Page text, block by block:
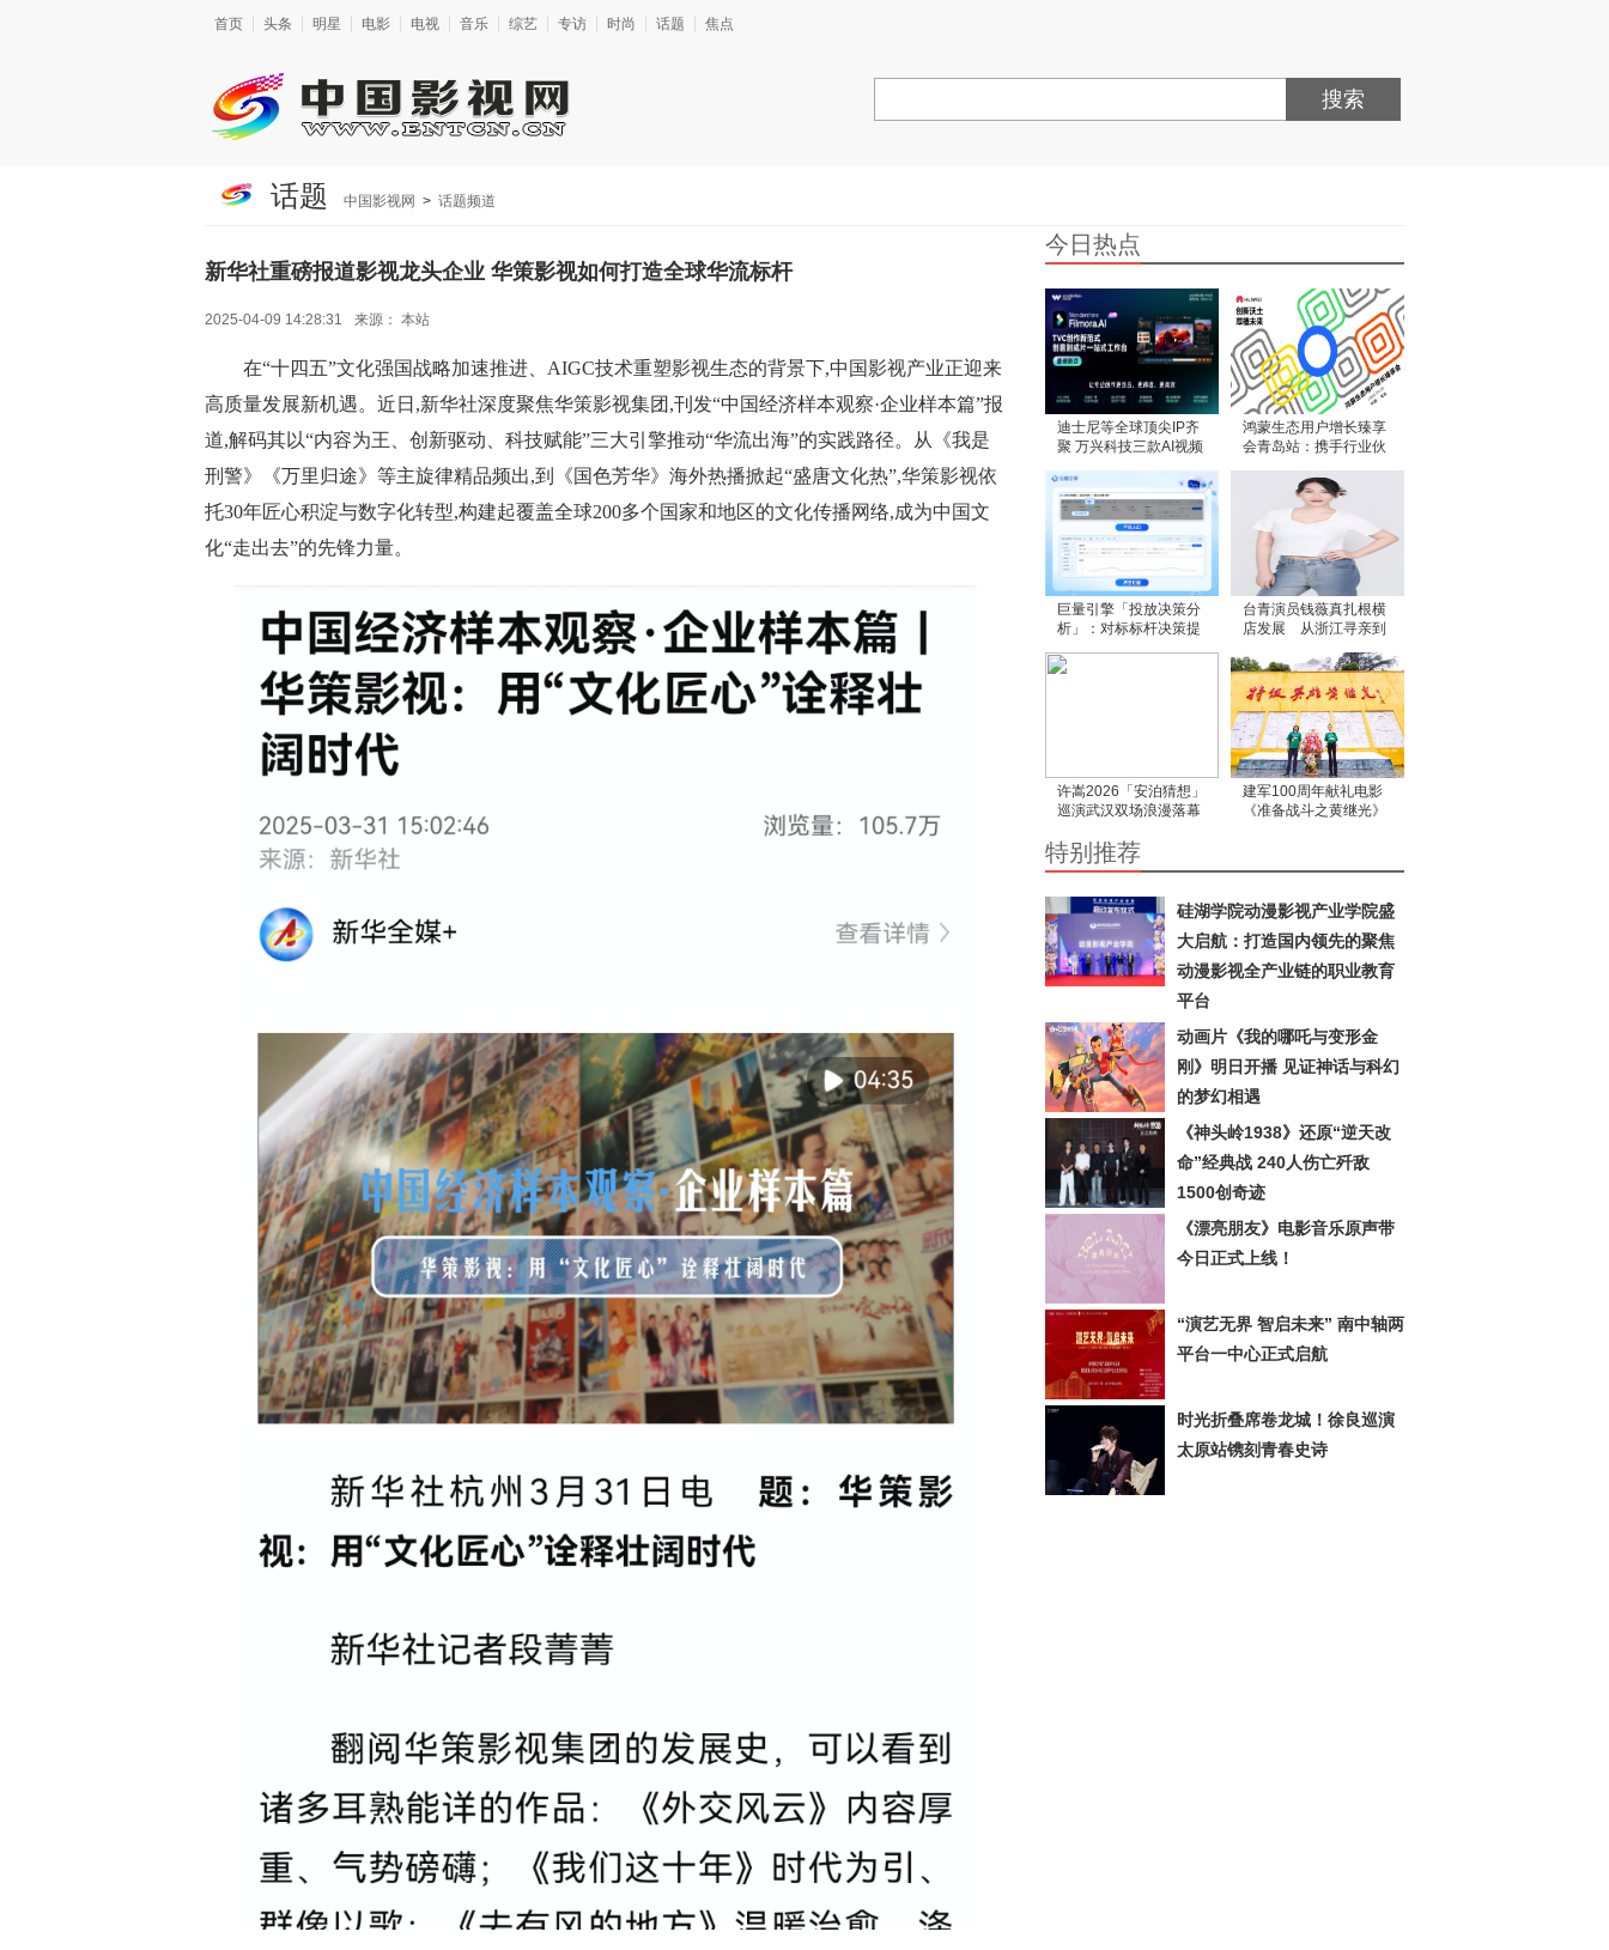
首页 头条 明星 电影 电视 音乐 综艺 专访 时尚 话题 焦点
搜索
话题 中国影视网 > 话题频道
新华社重磅报道影视龙头企业 华策影视如何打造全球华流标杆
2025-04-09 14:28:31 来源： 本站
在“十四五”文化强国战略加速推进、AIGC技术重塑影视生态的背景下,中国影视产业正迎来
高质量发展新机遇。近日,新华社深度聚焦华策影视集团,刊发“中国经济样本观察·企业样本篇”报
道,解码其以“内容为王、创新驱动、科技赋能”三大引擎推动“华流出海”的实践路径。从《我是
刑警》《万里归途》等主旋律精品频出,到《国色芳华》海外热播掀起“盛唐文化热”,华策影视依
托30年匠心积淀与数字化转型,构建起覆盖全球200多个国家和地区的文化传播网络,成为中国文
化“走出去”的先锋力量。
今日热点
迪士尼等全球顶尖IP齐
聚 万兴科技三款AI视频
会
鸿蒙生态用户增长臻享
会青岛站：携手行业伙
巨量引擎「投放决策分
析」：对标标杆决策提
台青演员钱薇真扎根横
店发展 从浙江寻亲到
许嵩2026「安泊猜想」
巡演武汉双场浪漫落幕
记忆”
建军100周年献礼电影
《准备战斗之黄继光》
歌
特别推荐
硅湖学院动漫影视产业学院盛
大启航：打造国内领先的聚焦
动漫影视全产业链的职业教育
平台
动画片《我的哪吒与变形金
刚》明日开播 见证神话与科幻
的梦幻相遇
《神头岭1938》还原“逆天改
命”经典战 240人伤亡歼敌
1500创奇迹
《漂亮朋友》电影音乐原声带
今日正式上线！
“演艺无界 智启未来” 南中轴两
平台一中心正式启航
时光折叠席卷龙城！徐良巡演
太原站镌刻青春史诗